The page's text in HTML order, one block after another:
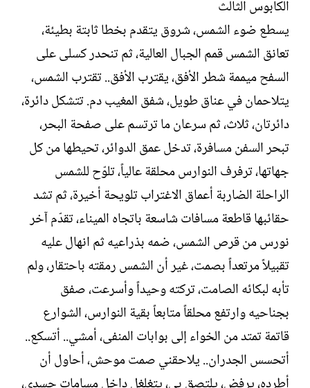
الكابوس الثالث‏
يسطع ضوء الشمس، شروق يتقدم بخطا ثابتة بطيئة،
تعانق الشمس قمم الجبال العالية، ثم تنحدر كسلى على
السفح ميممة شطر الأفق، يقترب الأفق.. تقترب الشمس،
يتلاحمان في عناق طويل، شفق المغيب دم. تتشكل دائرة،
دائرتان، ثلاث، ثم سرعان ما ترتسم على صفحة البحر،
تبحر السفن مسافرة، تدخل عمق الدوائر، تحيطها من كل
جهاتها، ترفرف النوارس محلقة عالياً، تلوّح للشمس
الراحلة الضاربة أعماق الاغتراب تلويحة أخيرة، ثم تشد
حقائبها قاطعة مسافات شاسعة باتجاه الميناء، تقدّم آخر
نورس من قرص الشمس، ضمه بذراعيه ثم انهال عليه
تقبيلاً مرتعداً بصمت، غير أن الشمس رمقته باحتقار، ولم
تأبه لبكائه الصامت، تركته وحيداً وأسرعت، صفق
بجناحيه وارتفع محلقاً متابعاً بقية النوارس، الشوارع
قاتمة تمتد من الخواء إلى بوابات المنفى، أمشي.. أتسكع..
أتحسس الجدران.. يلاحقني صمت موحش، أحاول أن